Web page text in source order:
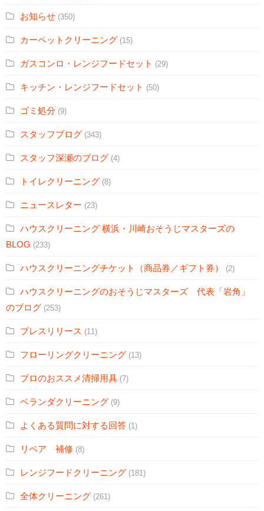
お知らせ (350)
カーペットクリーニング (15)
ガスコンロ・レンジフードセット (29)
キッチン・レンジフードセット (50)
ゴミ処分 (9)
スタッフブログ (343)
スタッフ深瀬のブログ (4)
トイレクリーニング (8)
ニュースレター (23)
ハウスクリーニング 横浜・川崎おそうじマスターズの
BLOG (233)
ハウスクリーニングチケット（商品券／ギフト券） (2)
ハウスクリーニングのおそうじマスターズ 代表「岩角」
のブログ (253)
プレスリリース (11)
フローリングクリーニング (13)
プロのおススメ清掃用具 (7)
ベランダクリーニング (9)
よくある質問に対する回答 (1)
リペア 補修 (8)
レンジフードクリーニング (181)
全体クリーニング (261)